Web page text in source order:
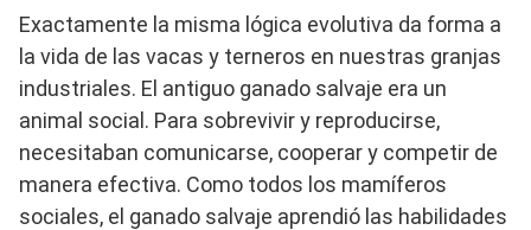
Exactamente la misma lógica evolutiva da forma a
la vida de las vacas y terneros en nuestras granjas
industriales. El antiguo ganado salvaje era un
animal social. Para sobrevivir y reproducirse,
necesitaban comunicarse, cooperar y competir de
manera efectiva. Como todos los mamíferos
sociales, el ganado salvaje aprendió las habilidades